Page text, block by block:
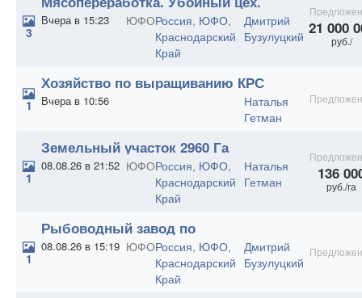
3 21 000
руб./
Вчера в 15:23 ЮФОРоссия, ЮФО,
Краснодарский
Край
Дмитрий
Бузулуцкий
1
Хозяйство по выращиванию КРС
Вчера в 10:56
Наталья
Гетман
1
Земельный участок 2960 Га
136
руб./га
08.08.26 в 21:52 ЮФОРоссия, ЮФО,
Краснодарский
Край
Наталья
Гетман
1
Рыбоводный завод по
выращиванию осетровых пород
08.08.26 в 15:19 ЮФОРоссия, ЮФО,
Краснодарский
Край
Дмитрий
Бузулуцкий